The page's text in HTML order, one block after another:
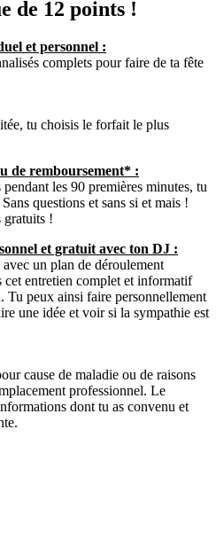
de 12 points !
et personnel :
complets pour faire de ta fête
tu choisis le forfait le plus
de remboursement* :
les 90 premières minutes, tu
questions et sans si et mais !
gratuits !
et gratuit avec ton DJ :
un plan de déroulement
cet entretien complet et informatif
Tu peux ainsi faire personnellement
une idée et voir si la sympathie est
cause de maladie ou de raisons
professionnel. Le
dont tu as convenu et